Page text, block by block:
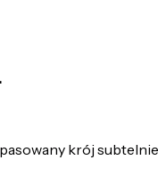
krój